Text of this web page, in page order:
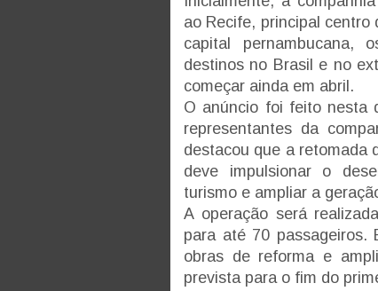
ao Recife, principal centro
capital pernambucana,
destinos no Brasil e no
começar ainda em abril.
O anúncio foi feito nesta
representantes da
destacou que a retomada
deve impulsionar o
turismo e ampliar a
A operação será
para até 70 passageiros.
obras de reforma e
prevista para o fim do